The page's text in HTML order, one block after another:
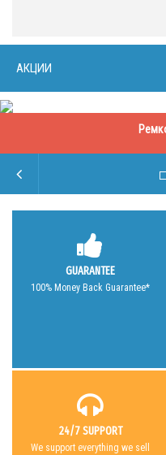
АКЦИИ
GUARANTEE
100% Money Back Guarantee*
24/7 SUPPORT
We support everything we sell